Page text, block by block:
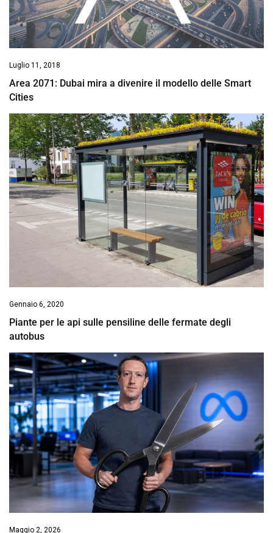
Luglio 11, 2018
Area 2071: Dubai mira a divenire il modello delle Smart
Cities
Gennaio 6, 2020
Piante per le api sulle pensiline delle fermate degli
autobus
Maggio 2, 2026